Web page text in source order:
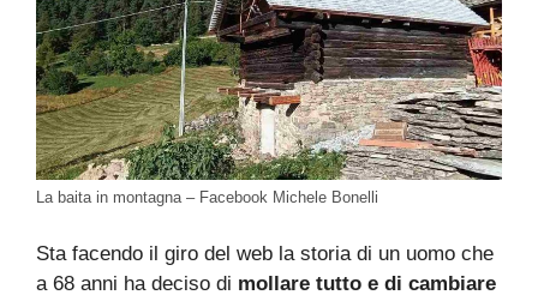
La baita in montagna – Facebook Michele Bonelli
Sta facendo il giro del web la storia di un uomo che
a 68 anni ha deciso di mollare tutto e di cambiare